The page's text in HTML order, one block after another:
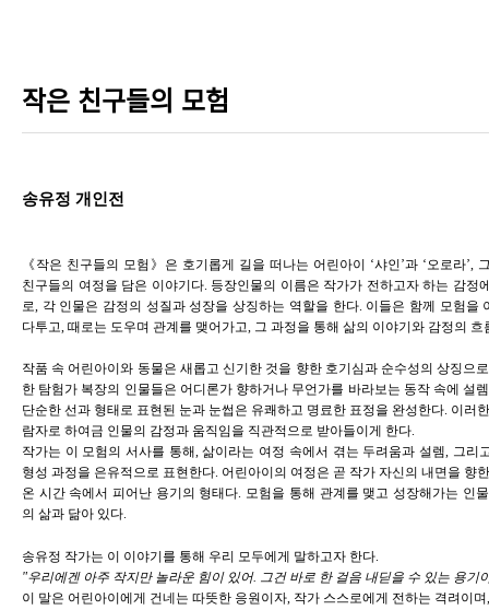
작은 친구들의 모험
송유정 개인전
《작은 친구들의 모험》은 호기롭게 길을 떠나는 어린아이 ‘샤인’과 ‘오로라’,
친구들의 여정을 담은 이야기다. 등장인물의 이름은 작가가 전하고자 하는 감정
로, 각 인물은 감정의 성질과 성장을 상징하는 역할을 한다. 이들은 함께 모험을
다투고, 때로는 도우며 관계를 맺어가고, 그 과정을 통해 삶의 이야기와 감정의 흐
작품 속 어린아이와 동물은 새롭고 신기한 것을 향한 호기심과 순수성의 상징으
한 탐험가 복장의 인물들은 어디론가 향하거나 무언가를 바라보는 동작 속에 설
단순한 선과 형태로 표현된 눈과 눈썹은 유쾌하고 명료한 표정을 완성한다. 이러
람자로 하여금 인물의 감정과 움직임을 직관적으로 받아들이게 한다.
작가는 이 모험의 서사를 통해,삶이라는 여정 속에서 겪는 두려움과 설렘, 그리
형성 과정을 은유적으로 표현 한다. 어린아이의 여정은 곧 작가 자신의 내면을 향
온 시간 속에서 피어난 용기의 형태다. 모험을 통해 관계를 맺고 성장해가는 인
의 삶과 닮아 있다.
송유정 작가는 이 이야기를 통해 우리 모두에게 말하고자 한다.
"우리에겐 아주 작지만 놀라운 힘이 있어. 그건 바로 한 걸음 내딛을 수 있는 용기
이 말은 어린아이에게 건네는 따뜻한 응원이자, 작가 스스로에게 전하는 격려이